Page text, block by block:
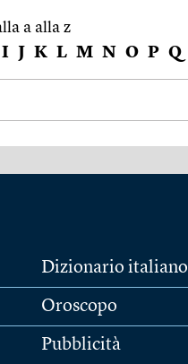
a alla z
I J K L M N O P Q
Dizionario italiano
Oroscopo
Pubblicità